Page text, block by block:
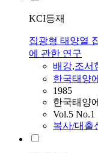
KCI등재
집광형 태양열
에 관한 연구
배강,조서
한국태양
1985
한국태양
Vol.5 No.1
복사/대출